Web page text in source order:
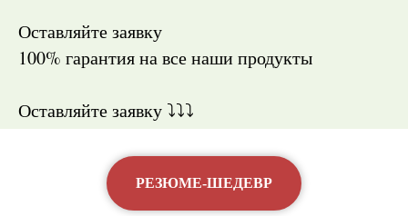
Оставляйте заявку
100% гарантия на все наши продукты
Оставляйте заявку ⤵️⤵️⤵️
РЕЗЮМЕ-ШЕДЕВР